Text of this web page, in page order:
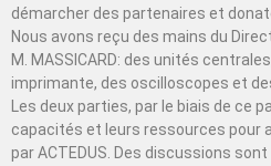
démarcher des partenaires et
Nous avons reçu des mains du
M. MASSICARD: des unités
imprimante, des oscilloscopes et
Les deux parties, par le biais de ce
capacités et leurs ressources pour
par ACTEDUS. Des discussions